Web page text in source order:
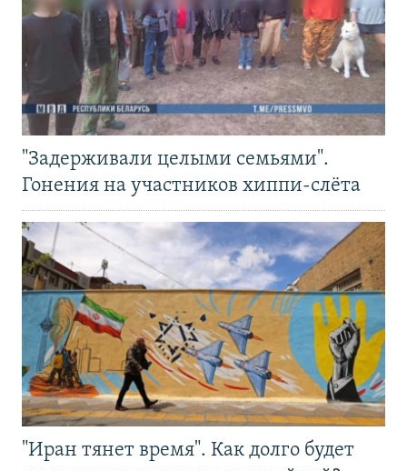
"Задерживали целыми семьями".
Гонения на участников хиппи-слёта
"Иран тянет время". Как долго будет